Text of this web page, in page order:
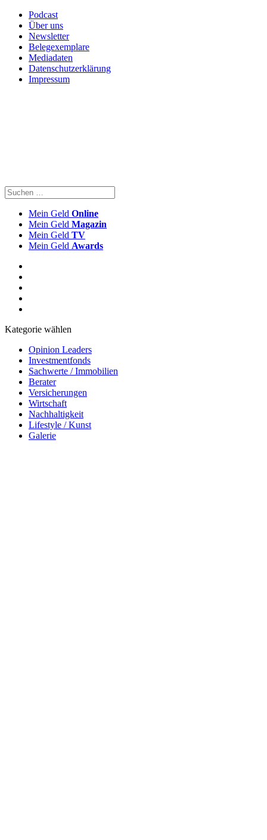
Podcast
Über uns
Newsletter
Belegexemplare
Mediadaten
Datenschutzerklärung
Impressum
Mein Geld Online
Mein Geld Magazin
Mein Geld TV
Mein Geld Awards
Kategorie wählen
Opinion Leaders
Investmentfonds
Sachwerte / Immobilien
Berater
Versicherungen
Wirtschaft
Nachhaltigkeit
Lifestyle / Kunst
Galerie